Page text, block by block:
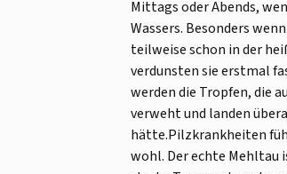
Mittags oder Abends,
Wassers. Besonders
teilweise schon in der
verdunsten sie erstmal
werden die Tropfen, die
verweht und landen
hätte.Pilzkrankheiten
wohl. Der echte Mehltau